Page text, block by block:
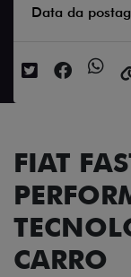
Data da
FIAT
CARRO